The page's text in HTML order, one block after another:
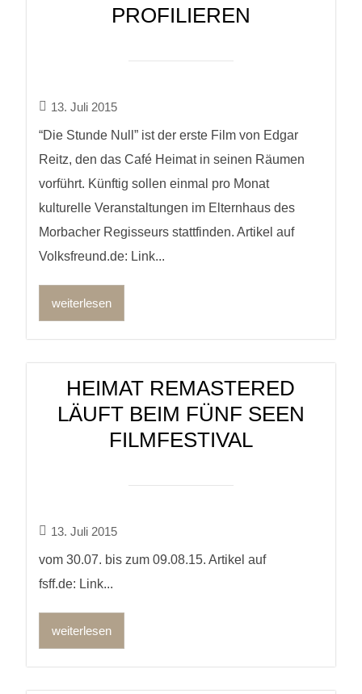
PROFILIEREN
13. Juli 2015
“Die Stunde Null” ist der erste Film von Edgar
Reitz, den das Café Heimat in seinen Räumen
vorführt. Künftig sollen einmal pro Monat
kulturelle Veranstaltungen im Elternhaus des
Morbacher Regisseurs stattfinden. Artikel auf
Volksfreund.de: Link...
weiterlesen
HEIMAT REMASTERED
LÄUFT BEIM FÜNF SEEN
FILMFESTIVAL
13. Juli 2015
vom 30.07. bis zum 09.08.15. Artikel auf
fsff.de: Link...
weiterlesen